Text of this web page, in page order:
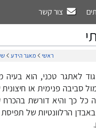
צור קשר
ראשי מאגר הידע
לאתגר טכני, הוא בעיה
סביבה פנימית או
כל כך והיא דורשת
הרלוונטיות של